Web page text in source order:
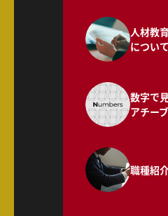
人材教
について
数字で
アチー
職種紹